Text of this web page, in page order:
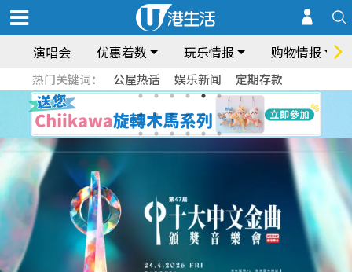
演唱会 优惠着数 玩乐情报 购物情报
热门关键词： 公屋热话 娱乐新闻 定期存款